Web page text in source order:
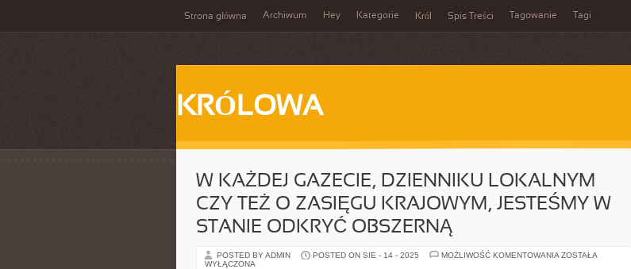
Strona główna Archiwum Hey Kategorie Król Spis Treści Tagowanie Tagi
KRÓLOWA
W KAŻDEJ GAZECIE, DZIENNIKU LOKALNYM
CZY TEŻ O ZASIĘGU KRAJOWYM, JESTEŚMY W
STANIE ODKRYĆ OBSZERNĄ
POSTED BY ADMIN POSTED ON SIE - 14 - 2025 MOŻLIWOŚĆ KOMENTOWANIA W
ZOSTAŁA
WYŁĄCZONA